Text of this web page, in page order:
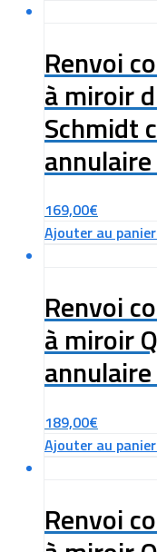
Renvoi
à miroir
Schmidt
169,00€
Ajouter au panier
Renvoi
à miroir
189,00€
Ajouter au panier
Renvoi